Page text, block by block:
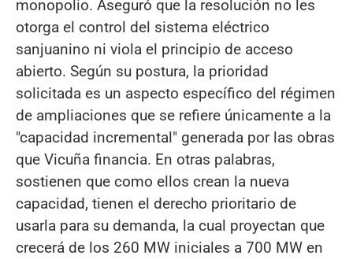
monopolio. Aseguró que la resolución no les
otorga el control del sistema eléctrico
sanjuanino ni viola el principio de acceso
abierto. Según su postura, la prioridad
solicitada es un aspecto específico del régimen
de ampliaciones que se refiere únicamente a la
"capacidad incremental" generada por las obras
que Vicuña financia. En otras palabras,
sostienen que como ellos crean la nueva
capacidad, tienen el derecho prioritario de
usarla para su demanda, la cual proyectan que
crecerá de los 260 MW iniciales a 700 MW en